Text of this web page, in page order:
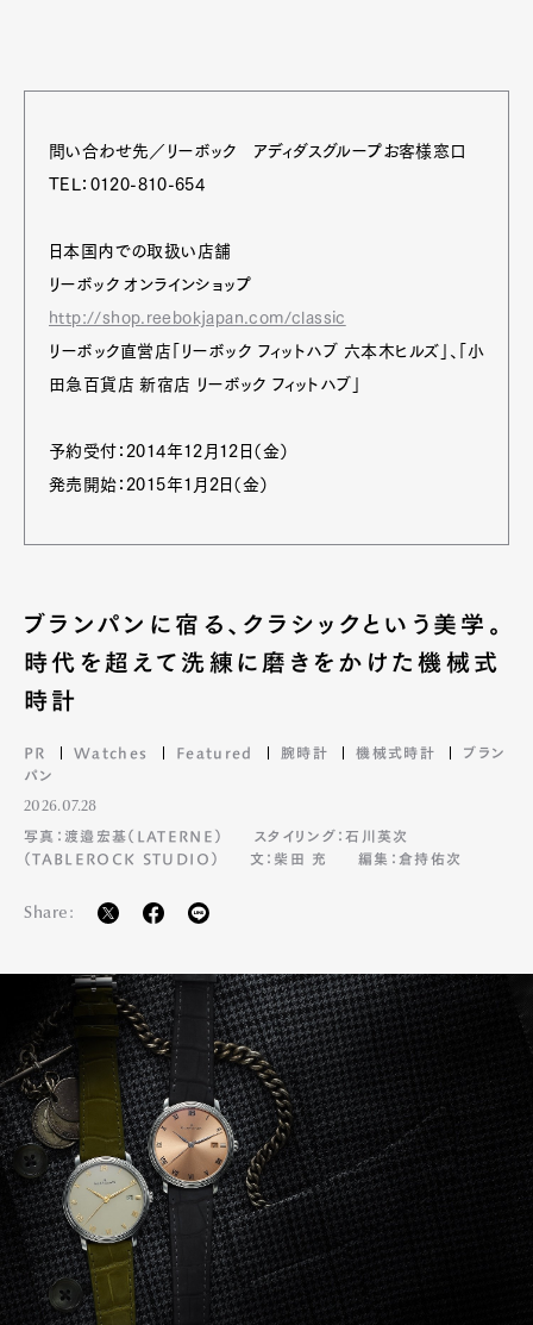
問い合わせ先／リーボック アディダスグループお客様窓口
TEL：0120-810-654
日本国内での取扱い店舗
リーボック オンラインショップ
http://shop.reebokjapan.com/classic
リーボック直営店「リーボック フィットハブ 六本木ヒルズ」、「小
田急百貨店 新宿店 リーボック フィットハブ」
予約受付：2014年12月12日（金）
発売開始：2015年1月2日（金）
ブランパンに宿る、クラシックという美学。
時代を超えて洗練に磨きをかけた機械式
時計
PR Watches Featured 腕時計 機械式時計
ブラン
パン
2026.07.28
写真：渡邉宏基（LATERNE）
スタイリング：石川英次
（TABLEROCK STUDIO）
文：柴田 充 編集：倉持佑次
Share: